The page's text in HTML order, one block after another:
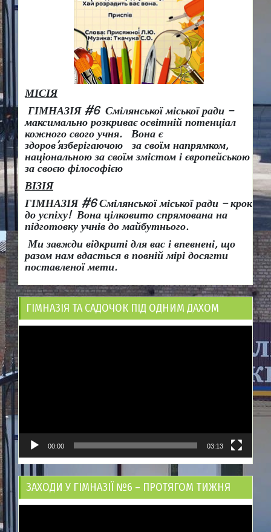
МІСІЯ
ГІМНАЗІЯ #6 Смілянської міської ради –
максимально розкриває освітній потенціал
кожного свого учня.
Вона є
здоров’язберігаючою за своїм напрямком,
національною за своїм змістом і європейською
за своєю філософією
ВІЗІЯ
ГІМНАЗІЯ #6 Смілянської міської ради – крок
до успіху! Вона цілковито спрямована на
підготовку учнів до майбутнього.
Ми завжди відкриті для вас і впевнені, що
разом нам вдасться в повній мірі досягти
поставленої мети.
ГІМНАЗІЯ ТА САДОЧОК ПІД ОДНИМ ДАХОМ
00:00 03:13
ЗАХОДИ У ГІМНАЗІЇ №6 – ПРОТЯГОМ ТИЖНЯ